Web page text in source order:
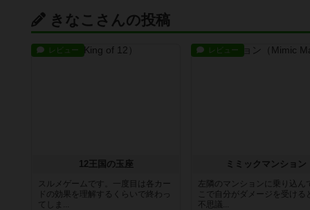
きなこさんの投稿
レビュー
12王国の玉座
スルメゲームです。一度目は各カー
ドの効果を理解するくらいで終わっ
てしま...
レビュー
ミミックマンション
左隣のマンションに乗り込ん
こで自分がダメージを受ける
不思議...